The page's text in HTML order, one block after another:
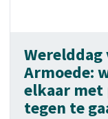
Werelddag
Armoede:
elkaar met
tegen te